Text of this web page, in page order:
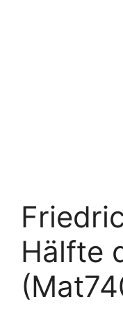
Hälfte